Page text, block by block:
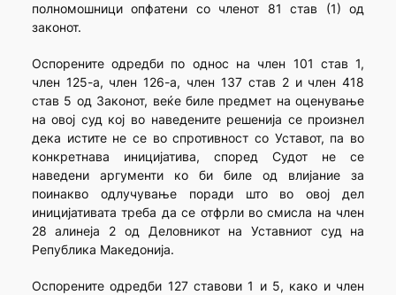
полномошници опфатени со членот 81 став (1) од
законот.
Оспорените одредби по однос на член 101 став 1,
член 125-а, член 126-а, член 137 став 2 и член 418
став 5 од Законот, веќе биле предмет на оценување
на овој суд кој во наведените решенија се произнел
дека истите не се во спротивност со Уставот, па во
конкретнава иницијатива, според Судот не се
наведени аргументи ко би биле од влијание за
поинакво одлучување поради што во овој дел
иницијативата треба да се отфрли во смисла на член
28 алинеја 2 од Деловникот на Уставниот суд на
Република Македонија.
Оспорените одредби 127 ставови 1 и 5, како и член